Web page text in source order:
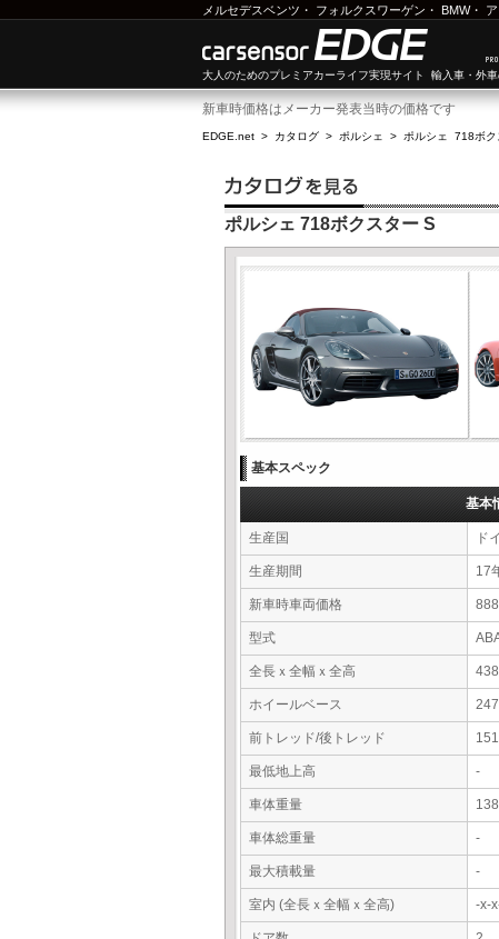
メルセデスベンツ ・ フォルクスワーゲン ・ BMW・
大人のためのプレミアカーライフ実現サイト 輸入車・外
新車時価格はメーカー発表当時の価格です
EDGE.net > カタログ > ポルシェ > ポルシェ 718ボク
ポルシェ 718ボクスター S
基本スペック
基本
生産国 ド
生産期間 17
新車時車両価格 888
型式
全長ｘ全幅ｘ全高
ホイールベース
前トレッド/後トレッド
最低地上高 -
車体重量
車体総重量 -
最大積載量 -
室内 (全長ｘ全幅ｘ全高) -x-